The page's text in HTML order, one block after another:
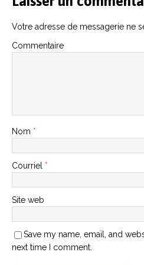
Votre adresse de messagerie ne
Commentaire
Nom *
Courriel *
Site web
Save my name, email, and
next time I comment.